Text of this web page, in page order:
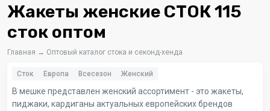
Жакеты женские СТОК 115
сток оптом
Главная → Оптовый каталог стока и секонд-хенда
Сток Европа Всесезон Женский
В мешке представлен женский ассортимент - это жакеты,
пиджаки, кардиганы актуальных европейских брендов